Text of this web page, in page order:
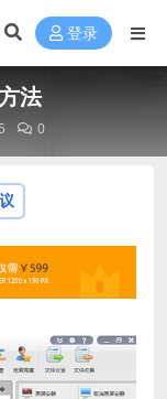
登录
法
0